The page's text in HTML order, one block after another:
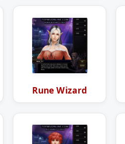
Rune Wizard